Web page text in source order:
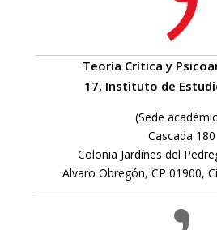
Teoría Crítica y
17, Instituto de
(Sede
Cascada 180
Colonia Jardínes del
Alvaro Obregón, CP 01900,